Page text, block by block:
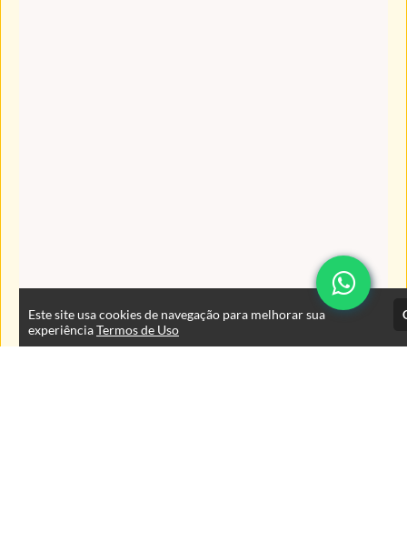
Este site usa cookies de navegação para melhorar sua
experiênciaTermos de Uso